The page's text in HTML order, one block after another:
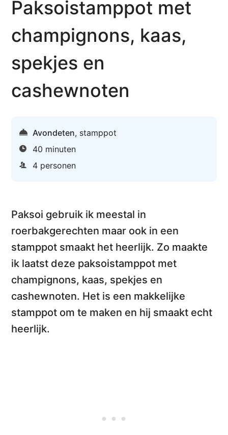
Paksoistamppot met
champignons, kaas,
spekjes en
cashewnoten
Avondeten, stamppot
40 minuten
4 personen
Paksoi gebruik ik meestal in
roerbakgerechten maar ook in een
stamppot smaakt het heerlijk. Zo maakte
ik laatst deze paksoistamppot met
champignons, kaas, spekjes en
cashewnoten. Het is een makkelijke
stamppot om te maken en hij smaakt echt
heerlijk.